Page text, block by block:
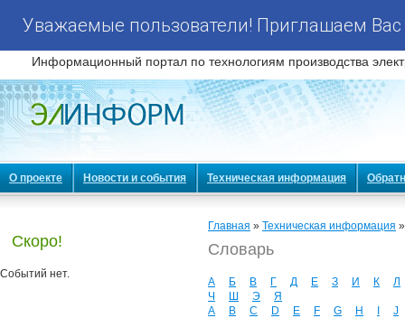
Уважаемые пользователи! Приглашаем
Информационный портал по технологиям производства
О проекте Новости и события Техническая информация
Скоро!
Событий нет.
Главная » Техническая информация
Словарь
А Б В Г Д Е З И К
Л
Ч
Ш Э
Я
A
B C D E F G H
J